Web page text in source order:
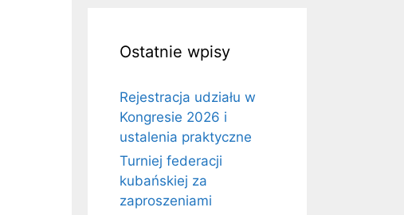
Ostatnie wpisy
Rejestracja udziału w
Kongresie 2026 i
ustalenia praktyczne
Turniej federacji
kubańskiej za
zaproszeniami